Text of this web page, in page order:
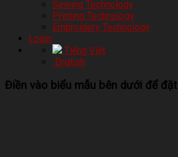
Sewing Technology
Printing Technology
Embroidery Technology
Login
Tiếng Việt
English
Điền vào biểu mẫu bên dưới để